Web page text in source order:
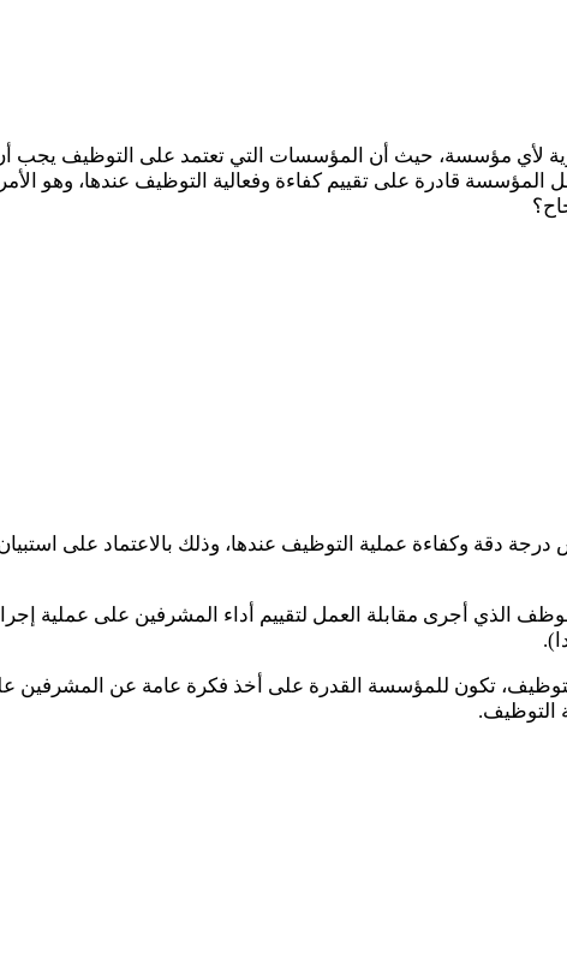
لأي مؤسسة، حيث أن المؤسسات التي تعتمد على التوظيف يجب
المؤسسة قادرة على تقييم كفاءة وفعالية التوظيف عندها، وهو
دقة وكفاءة عملية التوظيف عندها، وذلك بالاعتماد على
الذي أجرى مقابلة العمل لتقييم أداء المشرفين على عملية
تكون للمؤسسة القدرة على أخذ فكرة عامة عن المشرفين
التوظيف.